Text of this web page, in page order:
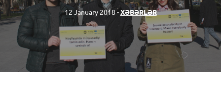
12 January 2018 -XƏBƏRLƏR